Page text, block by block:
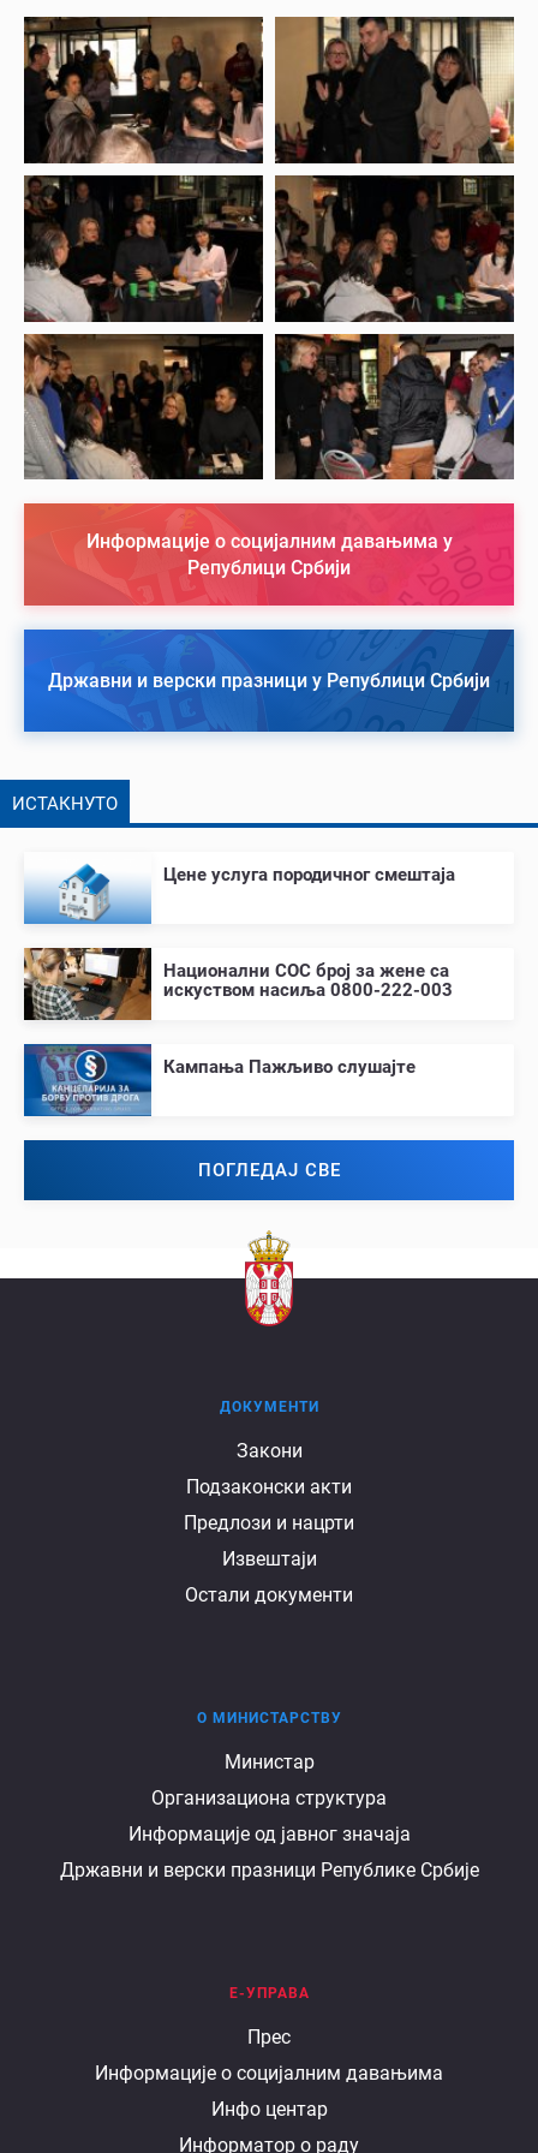
Информације о социјалним давањима у
Републици Србији
Државни и верски празници у Републици Србији
ИСТАКНУТО
Цене услуга породичног смештаја
Национални СОС број за жене са
искуством насиља 0800-222-003
Кампања Пажљиво слушајте
ПОГЛЕДАЈ СВЕ
ДОКУМЕНТИ
Закони
Подзаконски акти
Предлози и нацрти
Извештаји
Остали документи
министарству
О МИНИСТАРСТВУ
Министар
Организациона структура
Информације од јавног значаја
Државни и верски празници Републике Србије
Е-УПРАВА
Прес
Информације о социјалним давањима
Инфо центар
Информатор о раду